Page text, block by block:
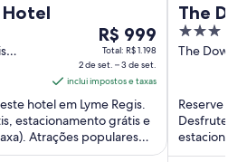
Hotel
O
preço
é
de
R$ 999
por
diária
R$ 999
Total: R$ 1.198
2 de set. – 3 de set.
inclui impostos e taxas
hotel em Lyme Regis.
estacionamento grátis e
Atrações populares
The
3
out
The Dower
Reserve
Desfrute
hóspedes